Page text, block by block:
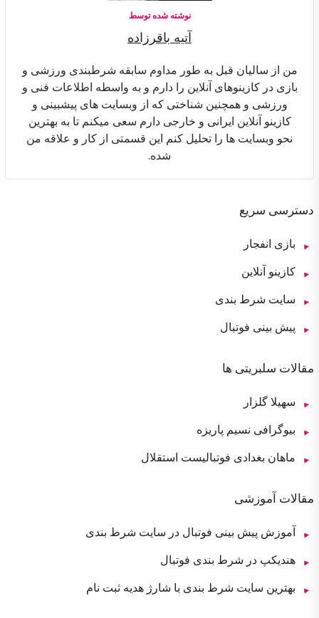
نوشته شده توسط
آتیه باقرزاده
من از سالیان قبل به طور مداوم سابقه شرطبندی ورزشی و
بازی در کازینوهای آنلاین را دارم و به واسطه اطلاعات فنی و
ورزشی و همچنین شناختی که از وبسایت های پیشبینی و
کازینو آنلاین ایرانی و خارجی دارم سعی میکنم تا به بهترین
نحو وبسایت ها را تحلیل کنم این قسمتی از کار و علاقه من
شده.
دسترسی سریع
بازی انفجار
کازینو آنلاین
سایت شرط بندی
پیش بینی فوتبال
مقالات سلبریتی ها
سهیلا گلزار
بیوگرافی نسیم پاریزه
ماهان بغدادی فوتبالیست استقلال
مقالات آموزشی
آموزش پیش بینی فوتبال در سایت شرط بندی
هندیکپ در شرط بندی فوتبال
بهترین سایت شرط بندی با شارژ هدیه ثبت نام